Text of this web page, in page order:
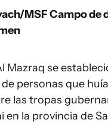
MSFCampo de
Mazraq se
personas que
las tropas
la provincia de